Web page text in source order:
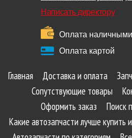
Написать директору
Оплата наличными
Оплата картой
Главная Доставка и оплата
Сопутствующие товары
Оформить заказ
Поиск
Какие автозапчасти лучше купить